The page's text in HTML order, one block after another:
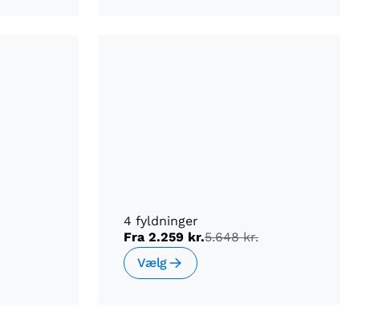
4 fyldninger
Fra 2.259 kr.5.648 kr.
Vælg